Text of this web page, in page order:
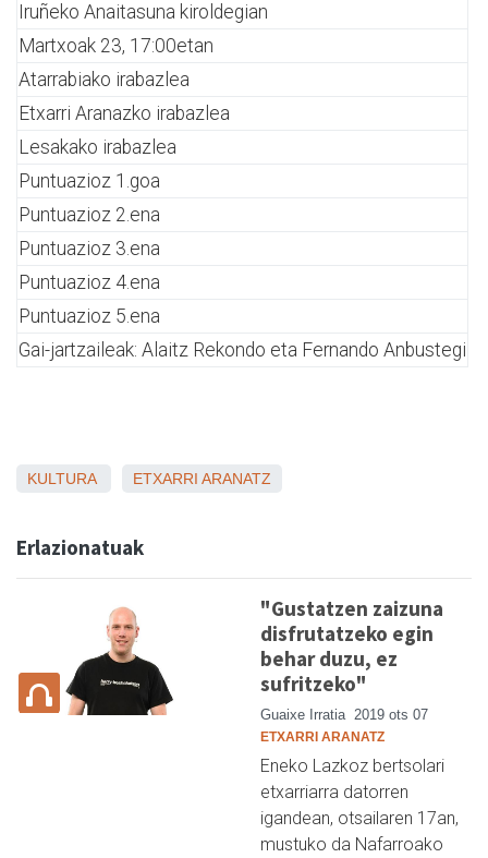
Iruñeko Anaitasuna kiroldegian
Martxoak 23, 17:00etan
Atarrabiako irabazlea
Etxarri Aranazko irabazlea
Lesakako irabazlea
Puntuazioz 1.goa
Puntuazioz 2.ena
Puntuazioz 3.ena
Puntuazioz 4.ena
Puntuazioz 5.ena
Gai-jartzaileak: Alaitz Rekondo eta Fernando Anbustegi
KULTURA ETXARRI ARANATZ
Erlazionatuak
"Gustatzen zaizuna
disfrutatzeko egin
behar duzu, ez
sufritzeko"
Guaixe Irratia 2019 ots 07
ETXARRI ARANATZ
Eneko Lazkoz bertsolari
etxarriarra datorren
igandean, otsailaren 17an,
mustuko da Nafarroako